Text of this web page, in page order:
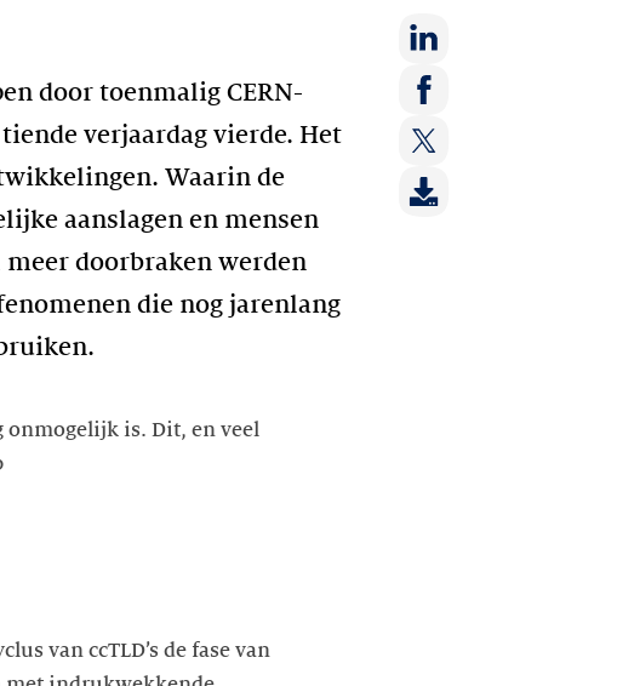
door toenmalig CERN-
verjaardag vierde. Het
Waarin de
aanslagen en mensen
doorbraken werden
die nog jarenlang
Deel
op:
LinkedIn
Deel
Facebook
Deel
op:
onmogelijk is. Dit, en veel
van ccTLD’s de fase van